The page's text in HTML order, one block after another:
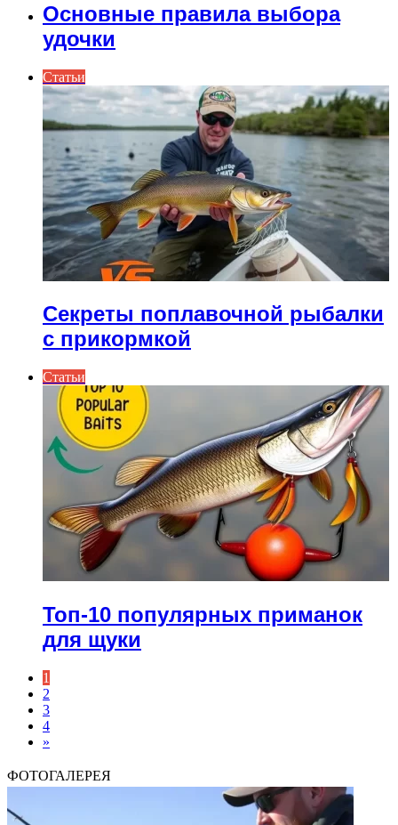
Основные правила выбора
удочки
Статьи
Секреты поплавочной рыбалки
с прикормкой
Статьи
Топ-10 популярных приманок
для щуки
1
2
3
4
»
ФОТОГАЛЕРЕЯ